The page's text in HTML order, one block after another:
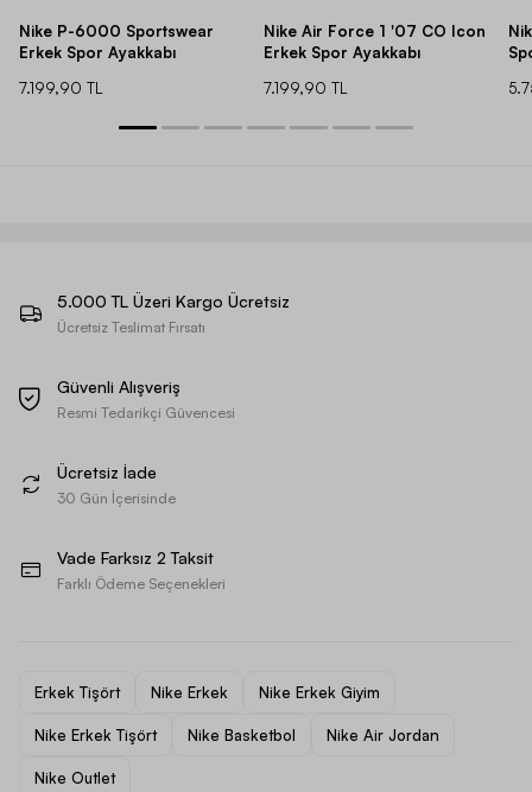
Nike P-6000 Sportswear
Erkek Spor Ayakkabı
7.199,90 TL
Nike Air Force 1 '07 CO Icon
Erkek Spor Ayakkabı
7.199,90 TL
5.000 TL Üzeri Kargo Ücretsiz
Ücretsiz Teslimat Fırsatı
Güvenli Alışveriş
Resmi Tedarikçi Güvencesi
Ücretsiz İade
30 Gün İçerisinde
Vade Farksız 2 Taksit
Farklı Ödeme Seçenekleri
Erkek Tişört Nike Erkek Nike Erkek Giyim
Nike Erkek Tişört Nike Basketbol Nike Air Jordan
Nike Outlet